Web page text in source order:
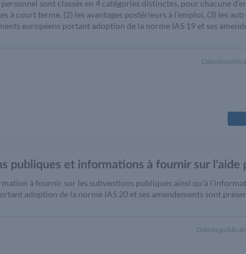
sont classés en 4 catégories distinctes, pour chacune
à court terme, (2) les avantages postérieurs à l'emploi, (3) les
européens portant adoption de la norme IAS 19 et ses
Date de
publiques et informations à fournir sur l'aide
à fournir sur les subventions publiques ainsi qu'à
adoption de la norme IAS 20 et ses amendements sont
Date de